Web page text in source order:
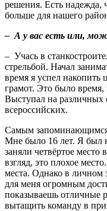
решения. Есть надежда,
больше для нашего
– А у вас есть или,
– Учась в
стрельбой. Начал
время я успел
грамот. Это было
Выступал на различных
всероссийских.
Самым запоминающимся
Мне было 16 лет. Я был
заняли четвёртое
взгляд, это плохое
места. Однако в личном
для меня огромным
показываешь отличные
вытащить команду в